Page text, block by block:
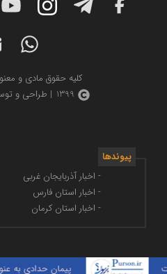
کلیه حقوق مادی و
1399 | طراحی و توسعه:
پیوندها
- اخبار آذربایجان غربی
- اخبار استان فارس
- اخبار استان کرمان
پیمان حدادی به